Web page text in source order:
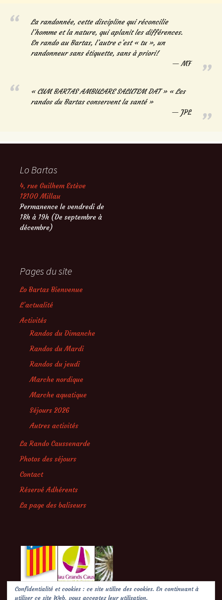
La randonnée, cette discipline qui réconcilie
l’homme et la nature, qui aplanit les différences.
En rando au Bartas, l’autre c’est « tu », un
randonneur sans étiquette, sans à priori!
MF
« CUM BARTAS AMBULARE SALUTEM DAT » « Les
randos du Bartas conservent la santé »
JPL
Lo Bartas
4, rue Guilhem Estève
12100 Millau
Permanence le vendredi de
18h à 19h (De septembre à
décembre)
Pages du site
Lo Bartas Bienvenue
L’actualité
Activités
Randos du Dimanche
Randos du Mardi
Randos du jeudi
Marche nordique
Marche aquatique
Séjours 2026
Autres activités
La Rando Caussenarde
Photos des séjours
Contact
Réservé Adhérents
La page des baliseurs
Confidentialité et cookies : ce site utilise des cookies. En continuant à
utiliser ce site Web, vous acceptez leur utilisation.